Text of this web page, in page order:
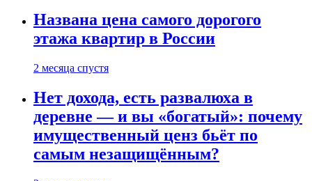
Названа цена самого дорогого
этажа квартир в России
2 месяца спустя
Нет дохода, есть развалюха в
деревне — и вы «богатый»: почему
имущественный ценз бьёт по
самым незащищённым?